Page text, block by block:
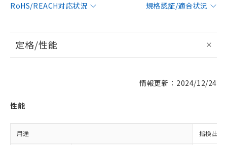
RoHS/REACH対応状況
規格認証/適合状況
定格/性能
情報更新：2024/12/24
性能
用途 指検出用